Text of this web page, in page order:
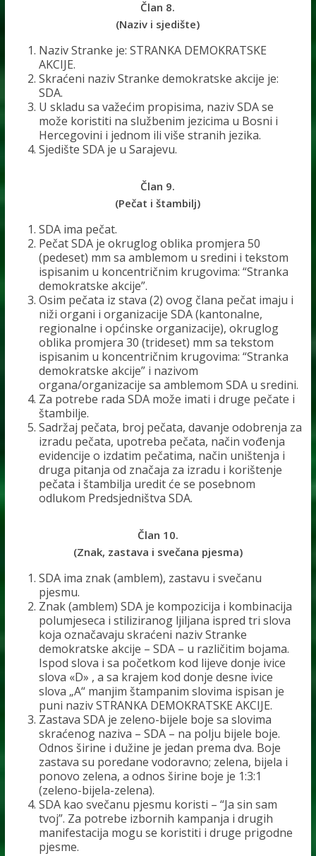
Član 8.
(Naziv i sjedište)
Naziv Stranke je: STRANKA DEMOKRATSKE
AKCIJE.
Skraćeni naziv Stranke demokratske akcije je:
SDA.
U skladu sa važećim propisima, naziv SDA se
može koristiti na službenim jezicima u Bosni i
Hercegovini i jednom ili više stranih jezika.
Sjedište SDA je u Sarajevu.
Član 9.
(Pečat i štambilj)
SDA ima pečat.
Pečat SDA je okruglog oblika promjera 50
(pedeset) mm sa amblemom u sredini i tekstom
ispisanim u koncentričnim krugovima: “Stranka
demokratske akcije”.
Osim pečata iz stava (2) ovog člana pečat imaju i
niži organi i organizacije SDA (kantonalne,
regionalne i općinske organizacije), okruglog
oblika promjera 30 (trideset) mm sa tekstom
ispisanim u koncentričnim krugovima: “Stranka
demokratske akcije” i nazivom
organa/organizacije sa amblemom SDA u sredini.
Za potrebe rada SDA može imati i druge pečate i
štambilje.
Sadržaj pečata, broj pečata, davanje odobrenja za
izradu pečata, upotreba pečata, način vođenja
evidencije o izdatim pečatima, način uništenja i
druga pitanja od značaja za izradu i korištenje
pečata i štambilja uredit će se posebnom
odlukom Predsjedništva SDA.
Član 10.
(Znak, zastava i svečana pjesma)
SDA ima znak (amblem), zastavu i svečanu
pjesmu.
Znak (amblem) SDA je kompozicija i kombinacija
polumjeseca i stiliziranog ljiljana ispred tri slova
koja označavaju skraćeni naziv Stranke
demokratske akcije – SDA – u različitim bojama.
Ispod slova i sa početkom kod lijeve donje ivice
slova «D» , a sa krajem kod donje desne ivice
slova „A“ manjim štampanim slovima ispisan je
puni naziv STRANKA DEMOKRATSKE AKCIJE.
Zastava SDA je zeleno-bijele boje sa slovima
skraćenog naziva – SDA – na polju bijele boje.
Odnos širine i dužine je jedan prema dva. Boje
zastava su poredane vodoravno; zelena, bijela i
ponovo zelena, a odnos širine boje je 1:3:1
(zeleno-bijela-zelena).
SDA kao svečanu pjesmu koristi – “Ja sin sam
tvoj”. Za potrebe izbornih kampanja i drugih
manifestacija mogu se koristiti i druge prigodne
pjesme.